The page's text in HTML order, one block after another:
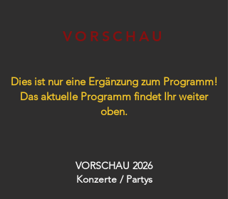
VORSCHAU
Dies ist nur eine Ergänzung zum Programm!
Das aktuelle Programm findet Ihr weiter
oben.
VORSCHAU 2026
Konzerte / Partys​